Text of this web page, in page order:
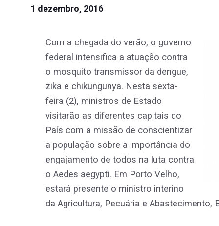
1 dezembro, 2016
Com a chegada do verão, o governo
federal intensifica a atuação contra
o mosquito transmissor da dengue,
zika e chikungunya. Nesta sexta-
feira (2), ministros de Estado
visitarão as diferentes capitais do
País com a missão de conscientizar
a população sobre a importância do
engajamento de todos na luta contra
o Aedes aegypti. Em Porto Velho,
estará presente o ministro interino
da Agricultura, Pecuária e Abastecimento,